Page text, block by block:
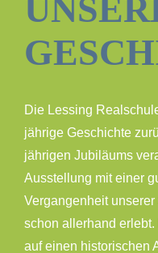
Die Lessing
jährige Geschichte
jährigen Jubiläums
Ausstellung mit einer
Vergangenheit
schon allerhand
auf einen historischen